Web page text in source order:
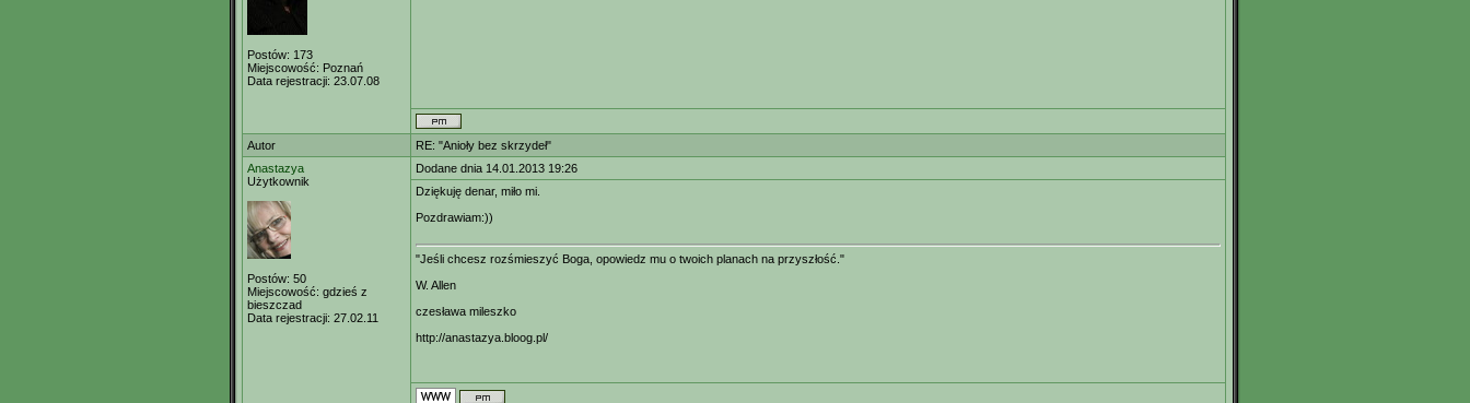
Postów: 173
Miejscowość: Poznań
Data rejestracji: 23.07.08
Autor
RE: "Anioły bez skrzydeł"
Anastazya
Użytkownik
Postów: 50
Miejscowość: gdzieś z
bieszczad
Data rejestracji: 27.02.11
Dodane dnia 14.01.2013 19:26
Dziękuję denar, miło mi.
Pozdrawiam:))
"Jeśli chcesz rozśmieszyć Boga, opowiedz mu o twoich planach na przyszłość."
W. Allen
czesława mileszko
http://anastazya.bloog.pl/